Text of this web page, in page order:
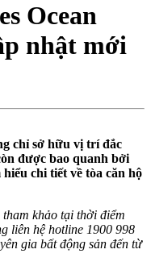
Ocean
nhật mới
chỉ sở hữu vị trí đắc
được bao quanh bởi
chi tiết về tòa căn hộ
khảo tại thời điểm
liên hệ hotline 1900 998
gia bất động sản đến từ